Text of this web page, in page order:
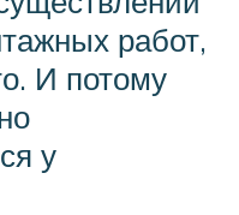
работ,
И потому
у